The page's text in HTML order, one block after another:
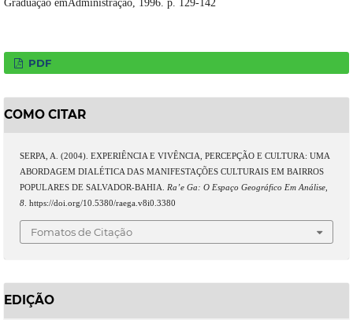
Graduação emAdministração, 1996. p. 129-142
PDF
COMO CITAR
SERPA, A. (2004). EXPERIÊNCIA E VIVÊNCIA, PERCEPÇÃO E CULTURA: UMA
ABORDAGEM DIALÉTICA DAS MANIFESTAÇÕES CULTURAIS EM BAIRROS
POPULARES DE SALVADOR-BAHIA. Ra’e Ga: O Espaço Geográfico Em Análise,
8. https://doi.org/10.5380/raega.v8i0.3380
Fomatos de Citação
EDIÇÃO